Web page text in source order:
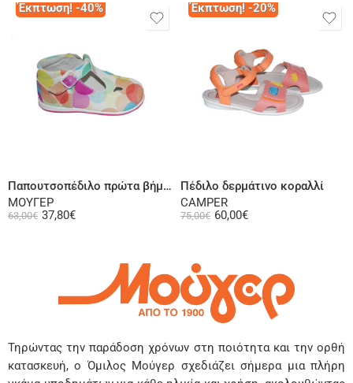
Έκπτωση! -40%
Παπουτσοπέδιλο πρώτα βήματα ψηλή φτέρνα υφασμάτινο πολύχρωμο
ΜΟΥΓΕΡ
63,00€ 37,80€
Έκπτωση! -20%
Πέδιλο δερμάτινο κοραλλί
CAMPER
75,00€ 60,00€
Τηρώντας την παράδοση χρόνων στη ποιότητα και την ορθή
κατασκευή, ο Όμιλος Μούγερ σχεδιάζει σήμερα μια πλήρη